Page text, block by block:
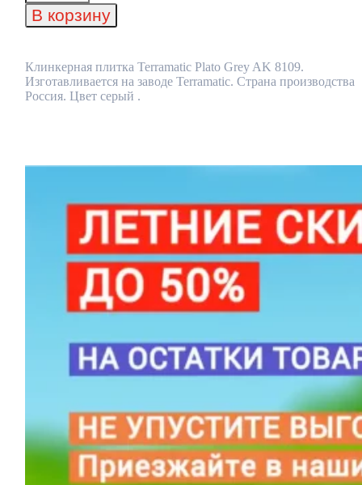
плитка
Terramatic
AK
8109
В корзину
Клинкерная плитка Terramatic Plato Grey AK 8109.
Изготавливается на заводе Terramatic. Страна производства
Россия. Цвет серый .